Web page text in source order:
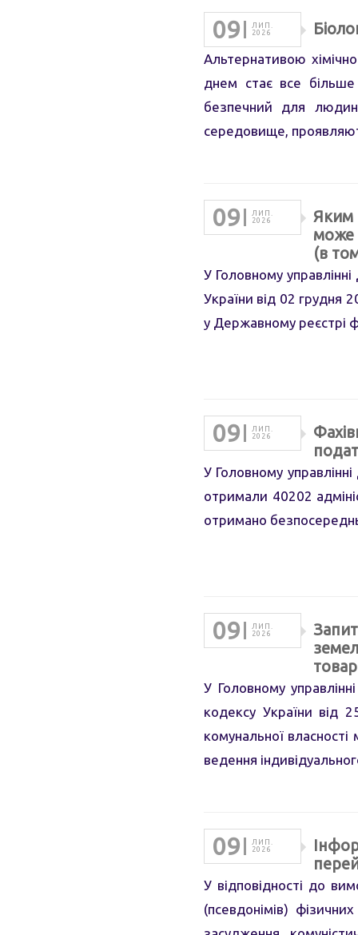
09
ЛИП.
2026
Альтернативою
днем стає все
безпечний для
середовище,
09
ЛИП.
2026
Яким
може
(в
У Головному
України від 02 грудня
у Державному реєстрі
09
ЛИП.
2026
У Головному
отримали 40202
отримано
09
ЛИП.
2026
У Головному
кодексу України від
комунальної
ведення
09
ЛИП.
2026
У відповідності до
(псевдонімів)